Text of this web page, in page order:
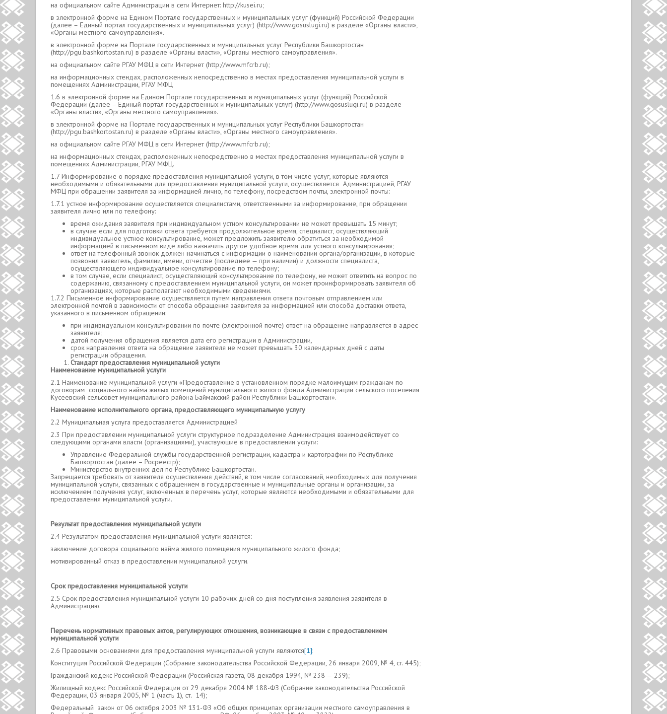
на официальном сайте Администрации в сети Интернет: http://kusei.ru;
в электронной форме на Едином Портале государственных и муниципальных услуг (функций) Российской Федерации
(далее – Единый портал государственных и муниципальных услуг) (http://www.gosuslugi.ru) в разделе «Органы власти»,
«Органы местного самоуправления».
в электронной форме на Портале государственных и муниципальных услуг Республики Башкортостан
(http://pgu.bashkortostan.ru) в разделе «Органы власти», «Органы местного самоуправления».
на официальном сайте РГАУ МФЦ в сети Интернет (http://www.mfcrb.ru);
на информационных стендах, расположенных непосредственно в местах предоставления муниципальной услуги в
помещениях Администрации, РГАУ МФЦ
1.6 в электронной форме на Едином Портале государственных и муниципальных услуг (функций) Российской
Федерации (далее – Единый портал государственных и муниципальных услуг) (http://www.gosuslugi.ru) в разделе
«Органы власти», «Органы местного самоуправления».
в электронной форме на Портале государственных и муниципальных услуг Республики Башкортостан
(http://pgu.bashkortostan.ru) в разделе «Органы власти», «Органы местного самоуправления».
на официальном сайте РГАУ МФЦ в сети Интернет (http://www.mfcrb.ru);
на информационных стендах, расположенных непосредственно в местах предоставления муниципальной услуги в
помещениях Администрации, РГАУ МФЦ.
1.7 Информирование о порядке предоставления муниципальной услуги, в том числе услуг, которые являются
необходимыми и обязательными для предоставления муниципальной услуги, осуществляется Администрацией, РГАУ
МФЦ при обращении заявителя за информацией лично, по телефону, посредством почты, электронной почты:
1.7.1 устное информирование осуществляется специалистами, ответственными за информирование, при обращении
заявителя лично или по телефону:
время ожидания заявителя при индивидуальном устном консультировании не может превышать 15 минут;
в случае если для подготовки ответа требуется продолжительное время, специалист, осуществляющий
индивидуальное устное консультирование, может предложить заявителю обратиться за необходимой
информацией в письменном виде либо назначить другое удобное время для устного консультирования;
ответ на телефонный звонок должен начинаться с информации о наименовании органа/организации, в которые
позвонил заявитель, фамилии, имени, отчестве (последнее — при наличии) и должности специалиста,
осуществляющего индивидуальное консультирование по телефону;
в том случае, если специалист, осуществляющий консультирование по телефону, не может ответить на вопрос по
содержанию, связанному с предоставлением муниципальной услуги, он может проинформировать заявителя об
организациях, которые располагают необходимыми сведениями.
1.7.2 Письменное информирование осуществляется путем направления ответа почтовым отправлением или
электронной почтой в зависимости от способа обращения заявителя за информацией или способа доставки ответа,
указанного в письменном обращении:
при индивидуальном консультировании по почте (электронной почте) ответ на обращение направляется в адрес
заявителя;
датой получения обращения является дата его регистрации в Администрации,
срок направления ответа на обращение заявителя не может превышать 30 календарных дней с даты
регистрации обращения.
Стандарт предоставления муниципальной услуги
Наименование муниципальной услуги
2.1 Наименование муниципальной услуги «Предоставление в установленном порядке малоимущим гражданам по
договорам социального найма жилых помещений муниципального жилого фонда Администрации сельского поселения
Кусеевский сельсовет муниципального района Баймакский район Республики Башкортостан».
Наименование исполнительного органа, предоставляющего муниципальную услугу
2.2 Муниципальная услуга предоставляется Администрацией
2.3 При предоставлении муниципальной услуги структурное подразделение Администрация взаимодействует со
следующими органами власти (организациями), участвующие в предоставлении услуги:
Управление Федеральной службы государственной регистрации, кадастра и картографии по Республике
Башкортостан (далее – Росреестр);
Министерство внутренних дел по Республике Башкортостан.
Запрещается требовать от заявителя осуществления действий, в том числе согласований, необходимых для получения
муниципальной услуги, связанных с обращением в государственные и муниципальные органы и организации, за
исключением получения услуг, включенных в перечень услуг, которые являются необходимыми и обязательными для
предоставления муниципальной услуги.
Результат предоставления муниципальной услуги
2.4 Результатом предоставления муниципальной услуги являются:
заключение договора социального найма жилого помещения муниципального жилого фонда;
мотивированный отказ в предоставлении муниципальной услуги.
Срок предоставления муниципальной услуги
2.5 Срок предоставления муниципальной услуги 10 рабочих дней со дня поступления заявления заявителя в
Администрацию.
Перечень нормативных правовых актов, регулирующих отношения, возникающие в связи с предоставлением
муниципальной услуги
2.6 Правовыми основаниями для предоставления муниципальной услуги являются[1]:
Конституция Российской Федерации (Собрание законодательства Российской Федерации, 26 января 2009, № 4, ст. 445);
Гражданский кодекс Российской Федерации (Российская газета, 08 декабря 1994, № 238 — 239);
Жилищный кодекс Российской Федерации от 29 декабря 2004 № 188-ФЗ (Собрание законодательства Российской
Федерации, 03 января 2005, № 1 (часть 1), ст. 14);
Федеральный закон от 06 октября 2003 № 131-ФЗ «Об общих принципах организации местного самоуправления в